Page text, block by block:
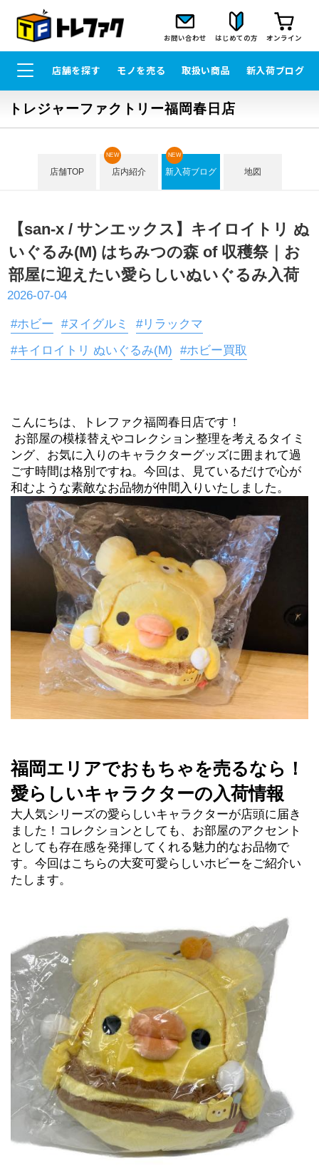
お問い合わせ はじめての方 オンライン
店舗を探す モノを売る 取扱い商品 新入荷ブログ
トレジャーファクトリー福岡春日店
店舗TOP 店内紹介
NEW
新入荷ブログ
NEW
地図
【san-x / サンエックス】キイロイトリ ぬ
いぐるみ(M) はちみつの森 of 収穫祭｜お
部屋に迎えたい愛らしいぬいぐるみ入荷
2026-07-04
#ホビー #ヌイグルミ
#リラックマ
#キイロイトリ ぬいぐるみ(M)
#ホビー買取
こんにちは、トレファク福岡春日店です！
ング、お気に入りのキャラクターグッズに囲まれて過
ごす時間は格別ですね。今回は、見ているだけで心が
和むような素敵なお品物が仲間入りいたしました。
福岡エリアでおもちゃを売るなら！
愛らしいキャラクターの入荷情報
大人気シリーズの愛らしいキャラクターが店頭に届き
ました！コレクションとしても、お部屋のアクセント
としても存在感を発揮してくれる魅力的なお品物で
す。今回はこちらの大変可愛らしいホビーをご紹介い
たします。